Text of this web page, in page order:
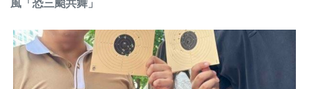
風「恐三颱共舞」